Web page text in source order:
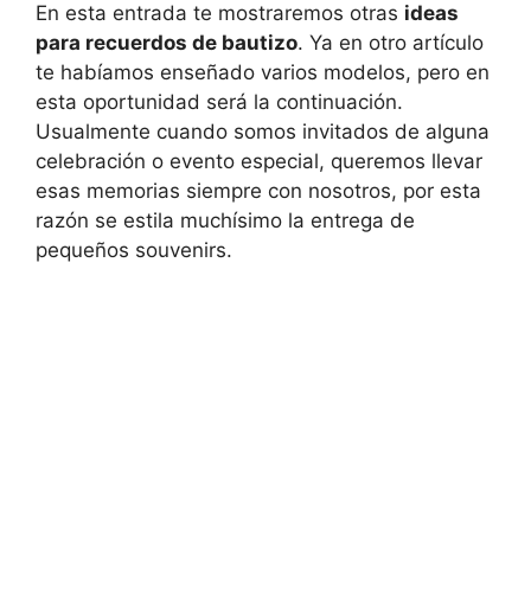
En esta entrada te mostraremos otras ideas
para recuerdos de bautizo. Ya en otro artículo
te habíamos enseñado varios modelos, pero en
esta oportunidad será la continuación.
Usualmente cuando somos invitados de alguna
celebración o evento especial, queremos llevar
esas memorias siempre con nosotros, por esta
razón se estila muchísimo la entrega de
pequeños souvenirs.